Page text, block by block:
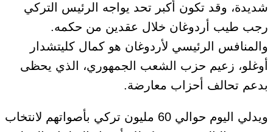
شديدة، وقد تكون أكبر تحد يواجه الرئيس التركي
رجب طيب أردوغان خلال عقدين من حكمه.
والمنافس الرئيسي لأردوغان هو كمال كليتشدار
أوغلو، زعيم حزب الشعب الجمهوري، الذي يحظى
بدعم تحالف أحزاب معارضة.
ويدلي اليوم حوالي 60 مليون تركي بأصواتهم لانتخاب